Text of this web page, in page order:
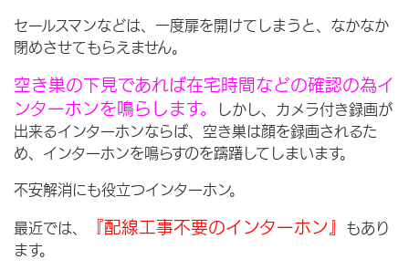
セールスマンなどは、一度扉を開けてしまうと、なかなか
閉めさせてもらえません。
空き巣の下見であれば在宅時間などの確認の為イ
ンターホンを鳴らします。 しかし、カメラ付き録画が
出来るインターホンならば、空き巣は顔を録画されるた
め、インターホンを鳴らすのを躊躇してしまいます。
不安解消にも役立つインターホン。
最近では、
『配線工事不要のインターホン』 もあり
ます。